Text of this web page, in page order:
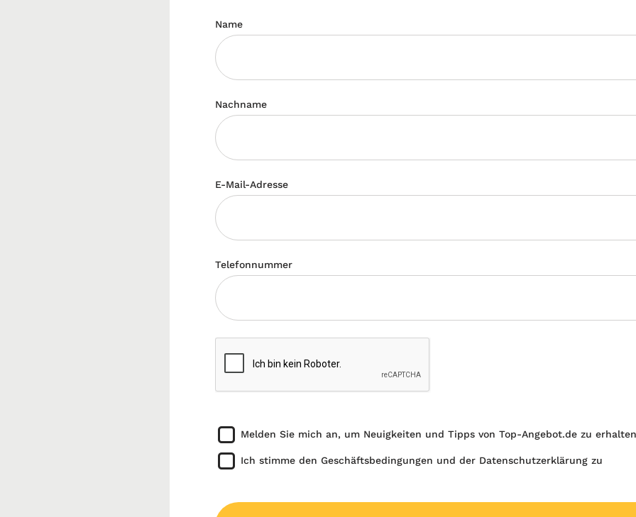
Name
Nachname
E-Mail-Adresse
Telefonnummer
Melden Sie mich an, um Neuigkeiten und Tipps von Top-Angebot.de zu erhalten
Ich stimme den Geschäftsbedingungen und der Datenschutzerklärung zu